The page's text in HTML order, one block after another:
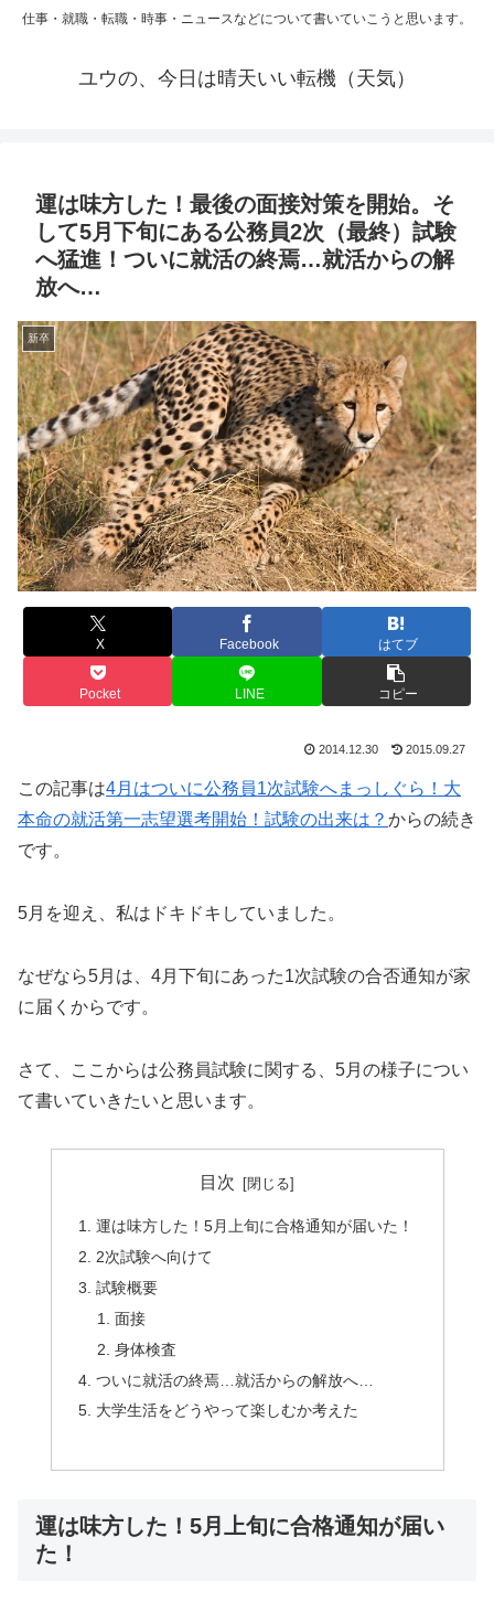
仕事・就職・転職・時事・ニュースなどについて書いていこうと思います。
ユウの、今日は晴天いい転機（天気）
運は味方した！最後の面接対策を開始。そ
して5月下旬にある公務員2次（最終）試験
へ猛進！ついに就活の終焉…就活からの解
放へ…
新卒
X Facebook はてブ
Pocket LINE コピー
2014.12.30 2015.09.27
この記事は4月はついに公務員1次試験へまっしぐら！大
本命の就活第一志望選考開始！試験の出来は？ からの続き
です。
5月を迎え、私はドキドキしていました。
なぜなら5月は、4月下旬にあった1次試験の合否通知が家
に届くからです。
さて、ここからは公務員試験に関する、5月の様子につい
て書いていきたいと思います。
目次
運は味方した！5月上旬に合格通知が届いた！
2次試験へ向けて
試験概要
面接
身体検査
ついに就活の終焉…就活からの解放へ…
大学生活をどうやって楽しむか考えた
運は味方した！5月上旬に合格通知が届い
た！